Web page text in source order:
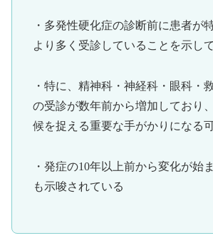
・多発性硬化症の診断前に患者が
より多く受診していることを示し
・特に、精神科・神経科・眼科・
の受診が数年前から増加しており
候を捉える重要な手がかりになる
・発症の10年以上前から変化が始
も示唆されている